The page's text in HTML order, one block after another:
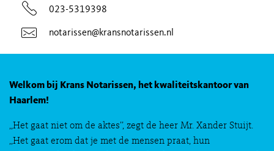
023-5319398
notarissen@kransnotarissen.nl
Welkom bij Krans Notarissen, het kwaliteitskantoor van
Haarlem!
,,Het gaat niet om de aktes’’, zegt de heer Mr. Xander Stuijt.
,,Het gaat erom dat je met de mensen praat, hun